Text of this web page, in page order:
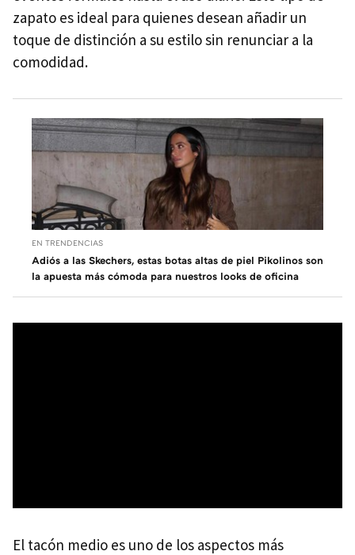
zapato es ideal para quienes desean añadir un
toque de distinción a su estilo sin renunciar a la
comodidad.
EN TRENDENCIAS
Adiós a las Skechers, estas botas altas de piel Pikolinos son
la apuesta más cómoda para nuestros looks de oficina
El tacón medio es uno de los aspectos más